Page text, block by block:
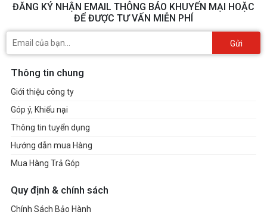
ĐĂNG KÝ NHẬN EMAIL THÔNG BÁO KHUYẾN MẠI HOẶC
ĐỂ ĐƯỢC TƯ VẤN MIỄN PHÍ
Gửi
Thông tin chung
Giới thiệu công ty
Góp ý, Khiếu nại
Thông tin tuyển dụng
Hướng dẫn mua Hàng
Mua Hàng Trả Góp
Quy định & chính sách
Chính Sách Bảo Hành